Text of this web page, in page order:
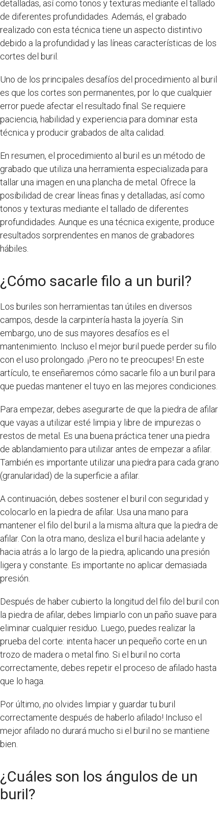
detalladas, así como tonos y texturas mediante el tallado
de diferentes profundidades. Además, el grabado
realizado con esta técnica tiene un aspecto distintivo
debido a la profundidad y las líneas características de los
cortes del buril.
Uno de los principales desafíos del procedimiento al buril
es que los cortes son permanentes, por lo que cualquier
error puede afectar el resultado final. Se requiere
paciencia, habilidad y experiencia para dominar esta
técnica y producir grabados de alta calidad.
En resumen, el procedimiento al buril es un método de
grabado que utiliza una herramienta especializada para
tallar una imagen en una plancha de metal. Ofrece la
posibilidad de crear líneas finas y detalladas, así como
tonos y texturas mediante el tallado de diferentes
profundidades. Aunque es una técnica exigente, produce
resultados sorprendentes en manos de grabadores
hábiles.
¿Cómo sacarle filo a un buril?
Los buriles son herramientas tan útiles en diversos
campos, desde la carpintería hasta la joyería. Sin
embargo, uno de sus mayores desafíos es el
mantenimiento. Incluso el mejor buril puede perder su filo
con el uso prolongado. ¡Pero no te preocupes! En este
artículo, te enseñaremos cómo sacarle filo a un buril para
que puedas mantener el tuyo en las mejores condiciones.
Para empezar, debes asegurarte de que la piedra de afilar
que vayas a utilizar esté limpia y libre de impurezas o
restos de metal. Es una buena práctica tener una piedra
de ablandamiento para utilizar antes de empezar a afilar.
También es importante utilizar una piedra para cada grano
(granularidad) de la superficie a afilar.
A continuación, debes sostener el buril con seguridad y
colocarlo en la piedra de afilar. Usa una mano para
mantener el filo del buril a la misma altura que la piedra de
afilar. Con la otra mano, desliza el buril hacia adelante y
hacia atrás a lo largo de la piedra, aplicando una presión
ligera y constante. Es importante no aplicar demasiada
presión.
Después de haber cubierto la longitud del filo del buril con
la piedra de afilar, debes limpiarlo con un paño suave para
eliminar cualquier residuo. Luego, puedes realizar la
prueba del corte: intenta hacer un pequeño corte en un
trozo de madera o metal fino. Si el buril no corta
correctamente, debes repetir el proceso de afilado hasta
que lo haga.
Por último, ¡no olvides limpiar y guardar tu buril
correctamente después de haberlo afilado! Incluso el
mejor afilado no durará mucho si el buril no se mantiene
bien.
¿Cuáles son los ángulos de un
buril?